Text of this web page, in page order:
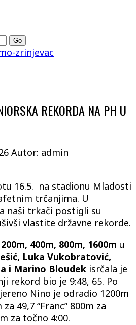
REKORDA NA PH U
Autor: admin
16.5. na stadionu Mladosti
trčanjima. U
naši trkači postigli su
vlastite državne rekorde.
400m, 800m, 1600m u
Luka Vukobratović,
i Marino Bloudek isrčala je
rekord bio je 9:48, 65. Po
Nino je odradio 1200m
49,7 “Franc” 800m za
za točno 4:00.